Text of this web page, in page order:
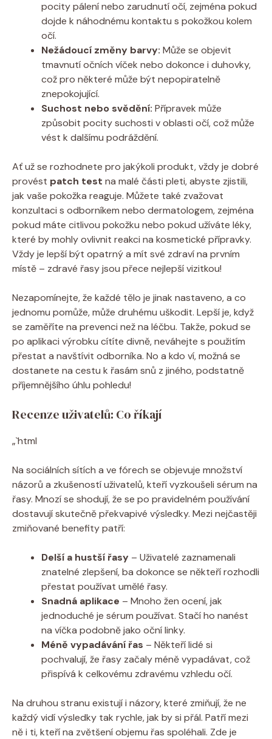
pocity pálení nebo zarudnutí očí, zejména pokud
dojde k náhodnému kontaktu s pokožkou kolem
očí.
Nežádoucí změny barvy: Může se objevit
tmavnutí očních víček nebo dokonce i duhovky,
což pro některé může být nepopiratelně
znepokojující.
Suchost nebo svědění: Přípravek může
způsobit pocity suchosti v oblasti očí, což může
vést k dalšímu podráždění.
Ať už se rozhodnete pro jakýkoli produkt, vždy je dobré
provést patch test na malé části pleti, abyste zjistili,
jak vaše pokožka reaguje. Můžete také zvažovat
konzultaci s odborníkem nebo dermatologem, zejména
pokud máte citlivou pokožku nebo pokud užíváte léky,
které by mohly ovlivnit reakci na kosmetické přípravky.
Vždy je lepší být opatrný a mít své zdraví na prvním
místě – zdravé řasy jsou přece nejlepší vizitkou!
Nezapomínejte, že každé tělo je jinak nastaveno, a co
jednomu pomůže, může druhému uškodit. Lepší je, když
se zaměříte na prevenci než na léčbu. Takže, pokud se
po aplikaci výrobku cítíte divně, neváhejte s použitím
přestat a navštívit odborníka. No a kdo ví, možná se
dostanete na cestu k řasám snů z jiného, podstatně
příjemnějšího úhlu pohledu!
Recenze uživatelů: Co říkají
„`html
Na sociálních sítích a ve fórech se objevuje množství
názorů a zkušeností uživatelů, kteří vyzkoušeli sérum na
řasy. Mnozí se shodují, že se po pravidelném používání
dostavují skutečně překvapivé výsledky. Mezi nejčastěji
zmiňované benefity patří:
Delší a hustší řasy – Uživatelé zaznamenali
znatelné zlepšení, ba dokonce se někteří rozhodli
přestat používat umělé řasy.
Snadná aplikace – Mnoho žen ocení, jak
jednoduché je sérum používat. Stačí ho nanést
na víčka podobně jako oční linky.
Méně vypadávání řas – Někteří lidé si
pochvalují, že řasy začaly méně vypadávat, což
přispívá k celkovému zdravému vzhledu očí.
Na druhou stranu existují i názory, které zmiňují, že ne
každý vidí výsledky tak rychle, jak by si přál. Patří mezi
ně i ti, kteří na zvětšení objemu řas spoléhali. Zde je